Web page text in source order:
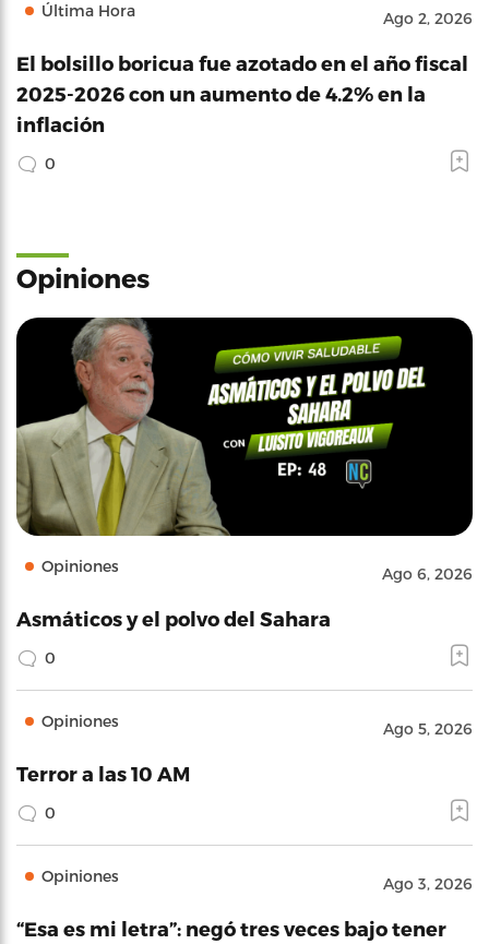
Última Hora Ago 2, 2026
El bolsillo boricua fue azotado en el año fiscal
2025-2026 con un aumento de 4.2% en la
inflación
0
Opiniones
Opiniones Ago 6, 2026
Asmáticos y el polvo del Sahara
0
Opiniones Ago 5, 2026
Terror a las 10 AM
0
Opiniones Ago 3, 2026
“Esa es mi letra”: negó tres veces bajo tener